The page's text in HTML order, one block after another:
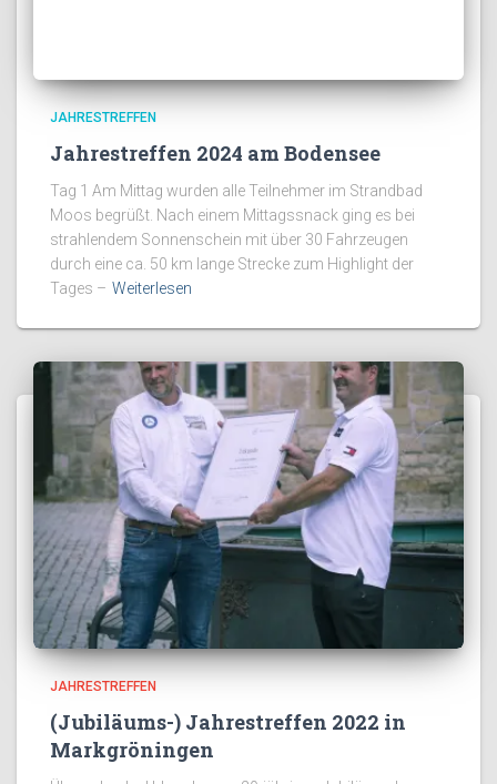
JAHRESTREFFEN
Jahrestreffen 2024 am Bodensee
Tag 1 Am Mittag wurden alle Teilnehmer im Strandbad
Moos begrüßt. Nach einem Mittagssnack ging es bei
strahlendem Sonnenschein mit über 30 Fahrzeugen
durch eine ca. 50 km lange Strecke zum Highlight der
Tages – Weiterlesen
JAHRESTREFFEN
(Jubiläums-) Jahrestreffen 2022 in
Markgröningen